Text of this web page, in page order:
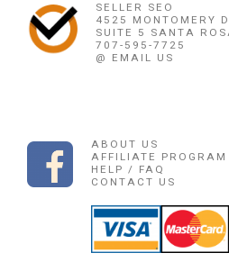
SELLER SEO
4525 MONTOMERY
SUITE 5 SANTA
707-595-7725
@ EMAIL US
ABOUT US
AFFILIATE PROGRAM
HELP / FAQ
CONTACT US